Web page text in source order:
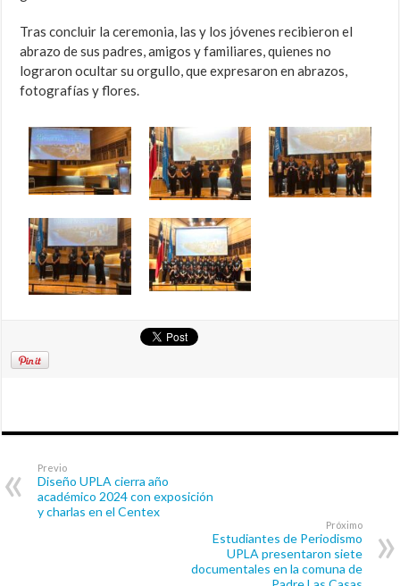
Tras concluir la ceremonia, las y los jóvenes recibieron el
abrazo de sus padres, amigos y familiares, quienes no
lograron ocultar su orgullo, que expresaron en abrazos,
fotografías y flores.
Previo
Diseño UPLA cierra año
académico 2024 con exposición
y charlas en el Centex
Próximo
Estudiantes de Periodismo
UPLA presentaron siete
documentales en la comuna de